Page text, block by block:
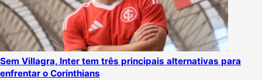
Sem Villagra, Inter tem três principais alternativas para
enfrentar o Corinthians